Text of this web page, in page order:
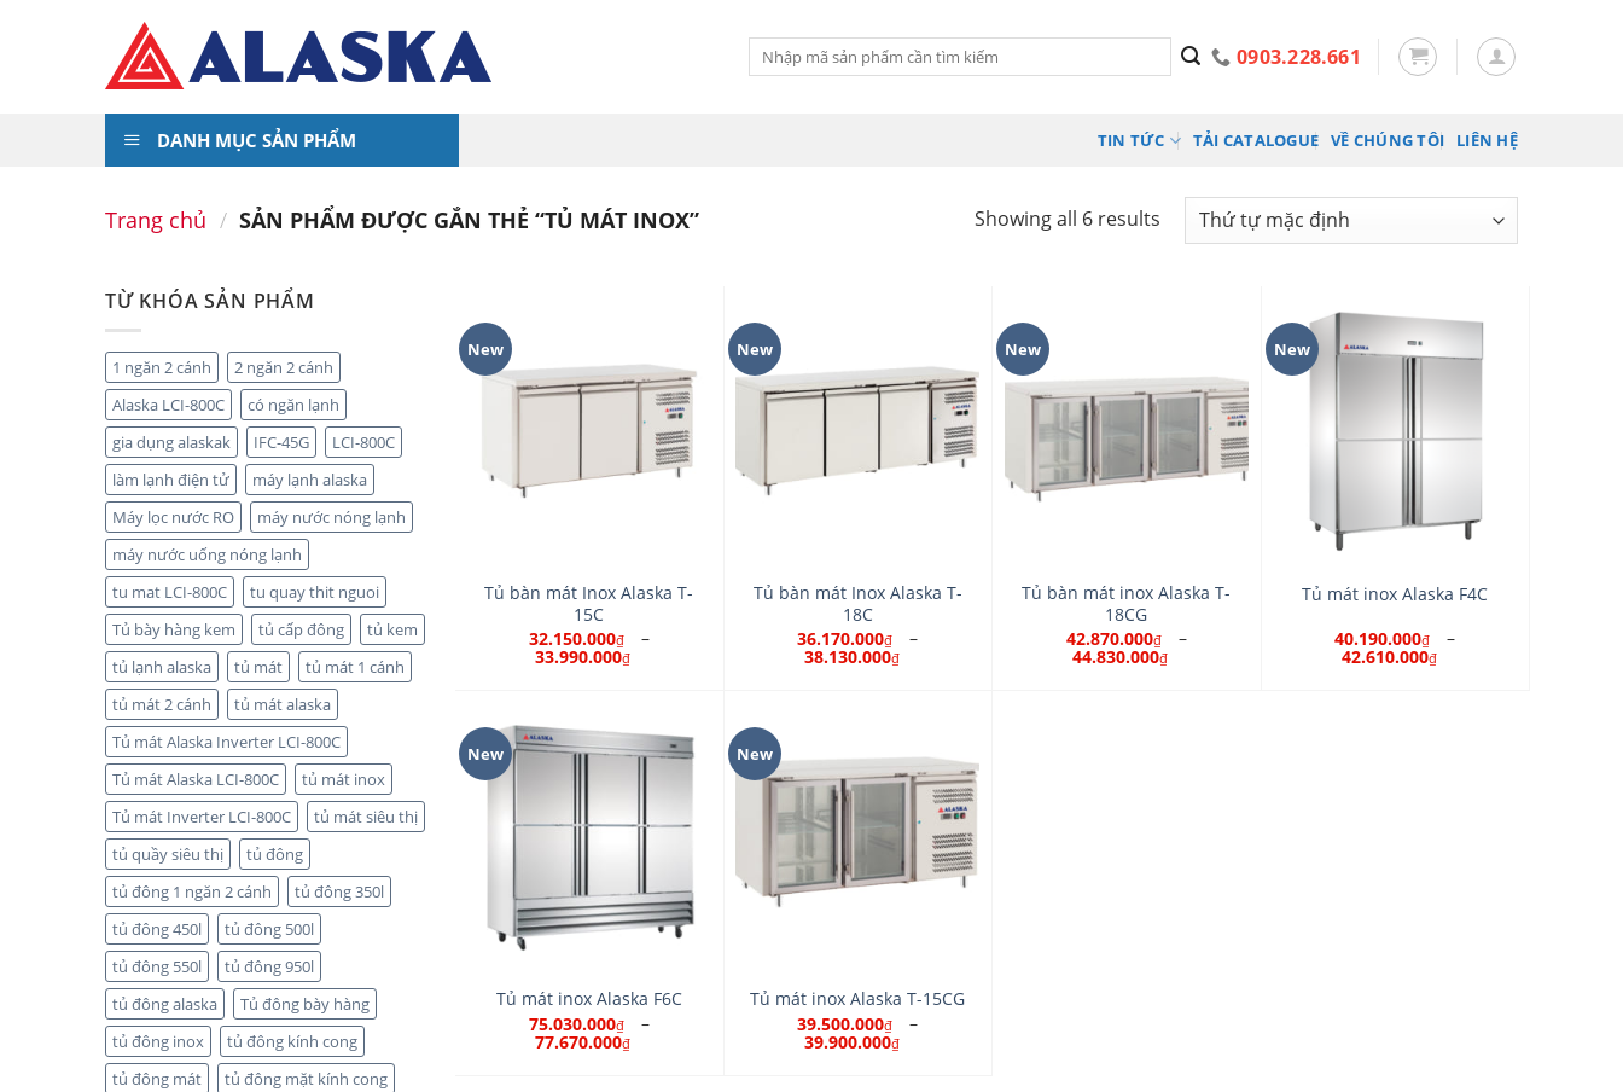
Tìm
kiếm:
0903.228.661
DANH MỤC SẢN PHẨM TIN TỨC TẢI CATALOGUE VỀ CHÚNG TÔI LIÊN HỆ
Trang chủ / SẢN PHẨM ĐƯỢC GẮN THẺ “TỦ MÁT INOX” Showing all 6 results
TỪ KHÓA SẢN PHẨM
1 ngăn 2 cánh
2 ngăn 2 cánh
Alaska LCI-800C
có ngăn lạnh
gia dụng alaskak
IFC-45G
LCI-800C
làm lạnh điện tử
máy lạnh alaska
Máy lọc nước RO
máy nước nóng lạnh
máy nước uống nóng lạnh
tu mat LCI-800C
tu quay thit nguoi
Tủ bày hàng kem
tủ cấp đông
tủ kem
tủ lạnh alaska
tủ mát
tủ mát 1 cánh
tủ mát 2 cánh
tủ mát alaska
Tủ mát Alaska Inverter LCI-800C
Tủ mát Alaska LCI-800C
tủ mát inox
Tủ mát Inverter LCI-800C
tủ mát siêu thị
tủ quầy siêu thị
tủ đông
tủ đông 1 ngăn 2 cánh
tủ đông 350l
tủ đông 450l
tủ đông 500l
tủ đông 550l
tủ đông 950l
tủ đông alaska
Tủ đông bày hàng
tủ đông inox
tủ đông kính cong
tủ đông mát
tủ đông mặt kính cong
New
Tủ bàn mát Inox Alaska T-
15C
32.150.000₫
–
33.990.000₫
New
Tủ bàn mát Inox Alaska T-
18C
36.170.000₫
–
38.130.000₫
New
Tủ bàn mát inox Alaska T-
18CG
42.870.000₫
–
44.830.000₫
New
Tủ mát inox Alaska F4C
40.190.000₫
–
42.610.000₫
New
Tủ mát inox Alaska F6C
75.030.000₫
–
77.670.000₫
New
Tủ mát inox Alaska T-15CG
39.500.000₫
–
39.900.000₫